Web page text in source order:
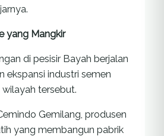
yang Mangkir
di pesisir Bayah berjalan
ekspansi industri semen
tersebut.
Gemilang, produsen
yang membangun pabrik